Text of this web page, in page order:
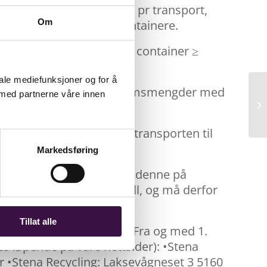
Om
mediefunksjoner og for å
partnerne våre innen
Markedsføring
Tillat alle
og lavere kostnader pr transport,
transport- og krokkontainere.
>4,0 tonn pr. container ≥
reduseres minimumsmengder med
selv besørge transporten til
benyttelse av denne på
for annet enn EE-avfall, og må derfor
på mottakene våre. Fra og med 1.
løpende på våre nettsider): •Stena
Recycling: Laksevågneset 3 5160